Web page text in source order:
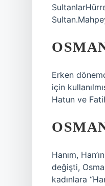
Erken
için
Hatun ve
Hanım,
değişti,
kadınlara